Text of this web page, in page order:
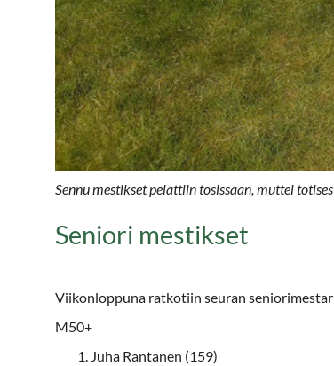
Sennu mestikset pelattiin tosissaan, muttei
Seniori mestikset
Viikonloppuna ratkotiin seuran
M50+
Juha Rantanen (159)